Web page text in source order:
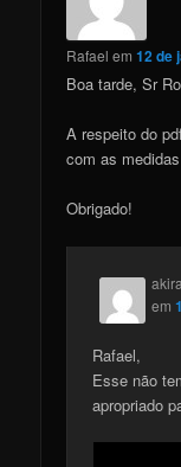
Rafael em12 de
Boa tarde, Sr
A respeito do
com as
Obrigado!
akira
em
Rafael,
Esse não
apropriado